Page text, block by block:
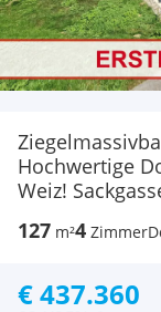
Hochwertige
Weiz!
127 m²4 Zimmer
€ 437.360